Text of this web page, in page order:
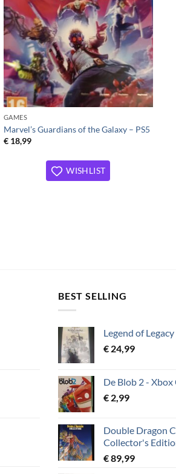
verlanglijst
GAMES
Marvel’s Guardians of the Galaxy – PS5
€18,99
WISHLIST
BEST SELLING
Legend of
€ 24,99
De Blob 2 - Xbox
€ 2,99
Double Dragon
Collector's
€89,99